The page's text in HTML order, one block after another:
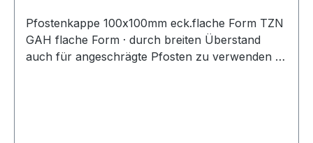
Pfostenkappe 100x100mm eck.flache Form TZN
GAH flache Form · durch breiten Überstand
auch für angeschrägte Pfosten zu verwenden ·